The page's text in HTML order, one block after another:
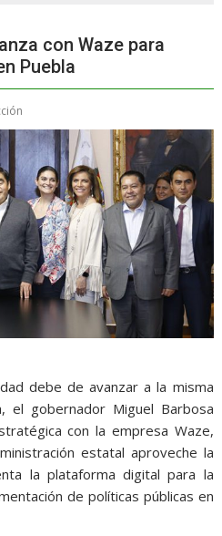
con Waze para
Puebla
debe de avanzar a la misma
el gobernador Miguel Barbosa
con la empresa Waze,
estatal aproveche la
la plataforma digital para la
de políticas públicas en